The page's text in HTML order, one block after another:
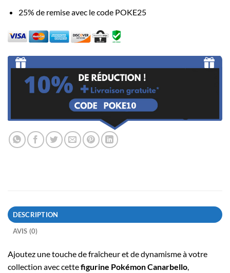
25% de remise avec le code POKE25
DESCRIPTION
AVIS (0)
Ajoutez une touche de fraîcheur et de dynamisme à votre
collection avec cettefigurine Pokémon Canarbello,